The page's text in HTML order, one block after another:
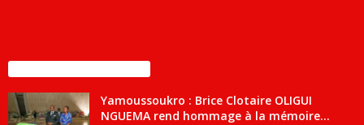
Yamoussoukro : Brice Clotaire OLIGUI
NGUEMA rend hommage à la mémoire...